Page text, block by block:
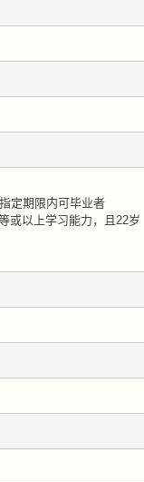
定期限内可毕业者
或以上学习能力，且22岁